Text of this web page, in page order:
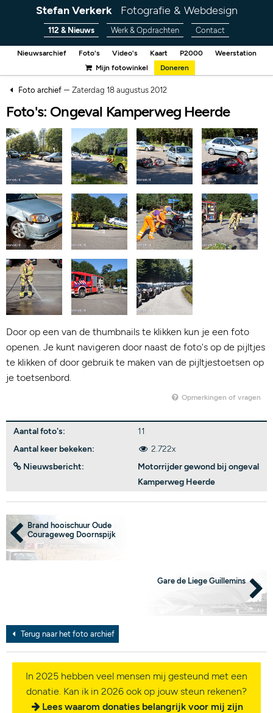
Stefan Verkerk Fotografie & Webdesign
112 & Nieuws Werk & Opdrachten Contact
Nieuwsarchief Foto's Video's Kaart P2000
Weerstation
Mijn fotowinkel
Doneren
Foto archief– Zaterdag 18 augustus 2012
Foto's: Ongeval Kamperweg Heerde
Door op een van de thumbnails te klikken kun je een foto
openen. Je kunt navigeren door naast de foto's op de pijltjes
te klikken of door gebruik te maken van de pijltjestoetsen op
je toetsenbord.
Opmerkingen of vragen
Aantal foto's:
11
Aantal keer bekeken:
2.722x
Nieuwsbericht:
Motorrijder gewond bij ongeval
Kamperweg Heerde
Brand hooischuur Oude
Courageweg Doornspijk
Gare de Liege Guillemins
Terug naar het foto archief
In 2025 hebben veel mensen mij gesteund met een
donatie. Kan ik in 2026 ook op jouw steun rekenen?
Lees waarom donaties belangrijk voor mij zijn